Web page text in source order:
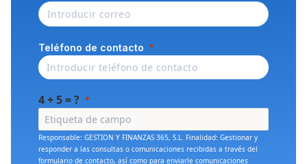
Teléfono de contacto
4 + 5 = ?
Responsable: GESTION Y FINANZAS 365, S.L. Finalidad: Gestionar y
responder a las consultas o comunicaciones recibidas a través del
formulario de contacto, así como para enviarle comunicaciones